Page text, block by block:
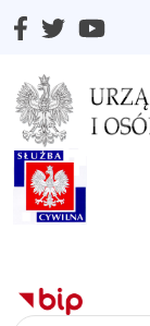
Wybierz swój język